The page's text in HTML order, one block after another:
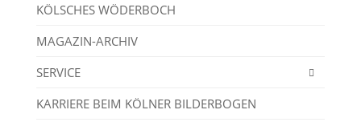
KÖLSCHES WÖDERBOCH
MAGAZIN-ARCHIV
SERVICE
KARRIERE BEIM KÖLNER BILDERBOGEN